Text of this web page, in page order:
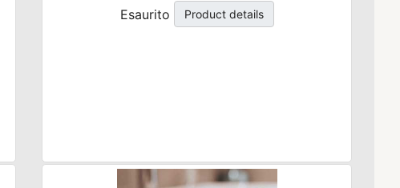
Esaurito
Product details